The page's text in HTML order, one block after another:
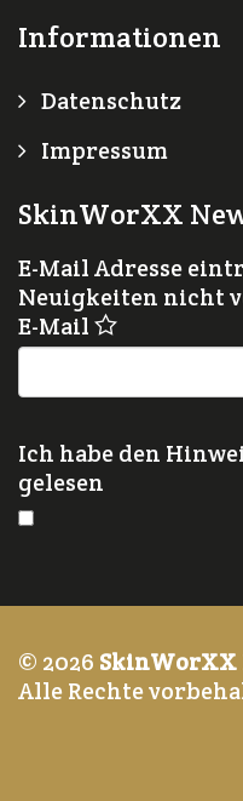
Informationen
Datenschutz
Impressum
SkinWorXX
E-Mail Adresse
Neuigkeiten nicht
E-Mail
Ich habe den
gelesen
© 2026 SkinWorXX
Alle Rechte